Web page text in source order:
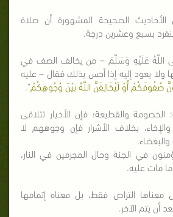
الصحيحة المشهورة أن صلاة
بسبع وعشرين درجة.
اللَّهُ عَلَيْهِ وَسَلَّمَ – من يخالف الصف في
ولا يعود إليه إذا أحس بذلك فقال – عليه
صُفُوفَكُمْ أَوْ لَيُخَالِفَنَّ اللَّهُ بَيْنَ وُجُوهِكُمْ".
الخصومة والقطيعة؛ فإن الأخيار تتلاقى
بخلاف الأشرار فإن وجوههم لا
في الجنة وحال المجرمين في النار،
مات عليه.
التراص فقط، بل معناه إتمامها
أن يتم الآخر.